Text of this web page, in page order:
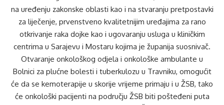
na uređenju zakonske oblasti kao i na stvaranju pretpostavki
za liječenje, prvenstveno kvalitetnijim uređajima za rano
otkrivanje raka dojke kao i ugovaranju usluga u kliničkim
centrima u Sarajevu i Mostaru kojima je županija suosnivač.
Otvaranje onkološkog odjela i onkološke ambulante u
Bolnici za plućne bolesti i tuberkulozu u Travniku, omogućit
će da se kemoterapije u skorije vrijeme primaju i u ŽSB, tako
će onkološki pacijenti na području ŽSB biti pošteđeni puta